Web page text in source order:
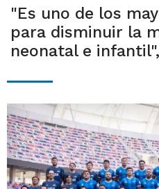
"Es uno de los
para disminuir la
neonatal e